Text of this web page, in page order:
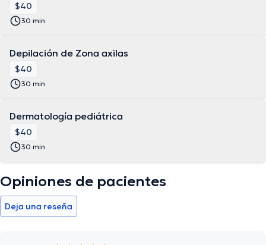
$40
30 min
Depilación de Zona axilas
$40
30 min
Dermatología pediátrica
$40
30 min
Opiniones de pacientes
Deja una reseña